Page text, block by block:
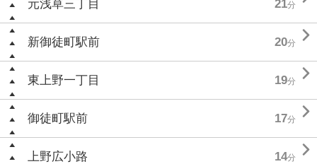
元浅草三丁目 21分
新御徒町駅前 20分 
東上野一丁目 19分 
御徒町駅前 17分 
上野広小路 14分 